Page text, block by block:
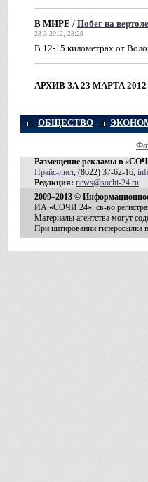
В МИРЕ / Побег на
23-3-2012, 23:29
В 12-15 километрах от
АРХИВ ЗА 23 МАРТА
ОБЩЕСТВО
Размещение рекламы в
Прайс-лист, (8622) 37-62-16,
Редакция: news@sochi-24.ru
2009–2013 ©
ИА «СОЧИ 24», св-во
Материалы агентства могут
При цитировании гиперссылка